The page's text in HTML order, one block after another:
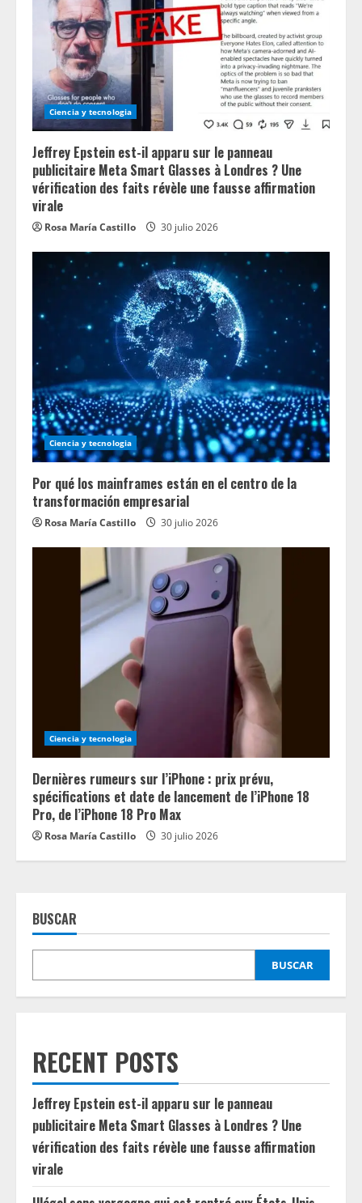
i
n
g
Ciencia y tecnologia
Jeffrey Epstein est-il apparu sur le panneau
publicitaire Meta Smart Glasses à Londres ? Une
vérification des faits révèle une fausse affirmation
virale
Rosa María Castillo 30 julio 2026
Ciencia y tecnologia
Por qué los mainframes están en el centro de la
transformación empresarial
Rosa María Castillo 30 julio 2026
Ciencia y tecnologia
Dernières rumeurs sur l’iPhone : prix prévu,
spécifications et date de lancement de l’iPhone 18
Pro, de l’iPhone 18 Pro Max
Rosa María Castillo 30 julio 2026
BUSCAR
BUSCAR
RECENT POSTS
Jeffrey Epstein est-il apparu sur le panneau
publicitaire Meta Smart Glasses à Londres ? Une
vérification des faits révèle une fausse affirmation
virale